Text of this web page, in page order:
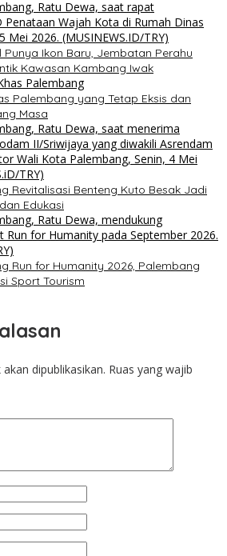
Ikon Baru, Jembatan Perahu
Kawasan Kambang Iwak
Palembang yang Tetap Eksis dan
Masa
Revitalisasi Benteng Kuto Besak Jadi
Edukasi
Run for Humanity 2026, Palembang
Sport Tourism
dipublikasikan. Ruas yang wajib